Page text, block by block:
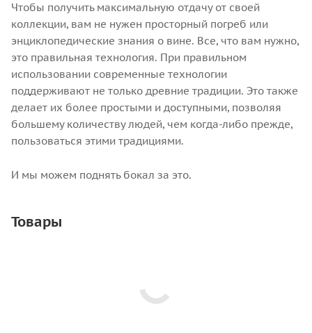
Чтобы получить максимальную отдачу от своей
коллекции, вам не нужен просторный погреб или
энциклопедические знания о вине. Все, что вам нужно,
это правильная технология. При правильном
использовании современные технологии
поддерживают не только древние традиции. Это также
делает их более простыми и доступными, позволяя
большему количеству людей, чем когда-либо прежде,
пользоваться этими традициями.
И мы можем поднять бокал за это.
Товары